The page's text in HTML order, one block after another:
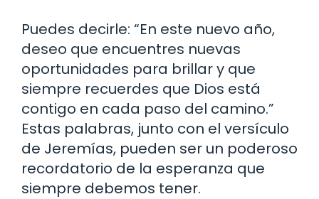
Puedes decirle: “En este nuevo año,
deseo que encuentres nuevas
oportunidades para brillar y que
siempre recuerdes que Dios está
contigo en cada paso del camino.”
Estas palabras, junto con el versículo
de Jeremías, pueden ser un poderoso
recordatorio de la esperanza que
siempre debemos tener.